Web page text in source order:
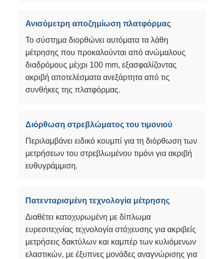
Ανισόμετρη αποζημίωση πλατφόρμας
Το σύστημα διορθώνει αυτόματα τα λάθη
μέτρησης που προκαλούνται από ανώμαλους
διαδρόμους μέχρι 100 mm, εξασφαλίζοντας
ακριβή αποτελέσματα ανεξάρτητα από τις
συνθήκες της πλατφόρμας.
Διόρθωση στρεβλώματος του τιμονιού
Περιλαμβάνει ειδικό κουμπί για τη διόρθωση των
μετρήσεων του στρεβλωμένου τιμόνι για ακριβή
ευθυγράμμιση.
Πατενταρισμένη τεχνολογία μέτρησης
Διαθέτει κατοχυρωμένη με δίπλωμα
ευρεσιτεχνίας τεχνολογία στόχευσης για ακριβείς
μετρήσεις δακτύλων και καμπέρ των κυλιόμενων
ελαστικών, με έξυπνες μονάδες αναγνώρισης για